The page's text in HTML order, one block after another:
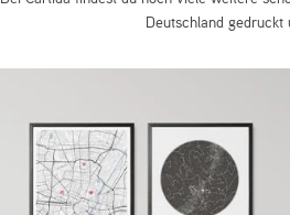
Deutschland gedruckt